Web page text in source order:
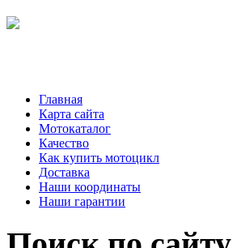
Главная
Карта сайта
Мотокаталог
Качество
Как купить мотоцикл
Доставка
Наши координаты
Наши гарантии